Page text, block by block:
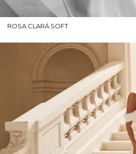
ROSA CLARÁ SOFT